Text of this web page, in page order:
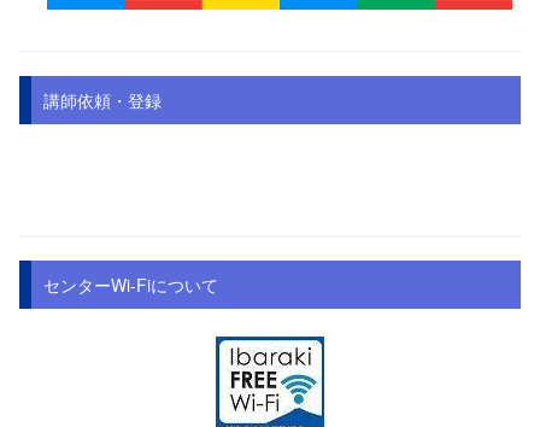
講師依頼・登録
センターWi-Fiについて